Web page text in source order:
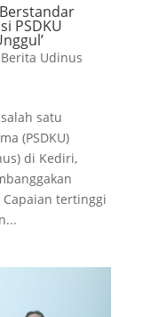
PSDKU
Berita Udinus
satu
(PSDKU)
di Kediri,
Capaian tertinggi